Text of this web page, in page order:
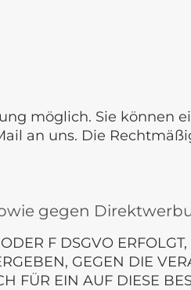
möglich. Sie können
an uns. Die
gegen
F DSGVO
GEGEN DIE
FÜR EIN AUF DIESE